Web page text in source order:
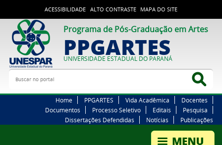
ACESSIBILIDADE ALTO CONTRASTE MAPA DO SITE
Programa de Pós-Graduação em Artes
PPGARTES
UNIVERSIDADE ESTADUAL DO PARANÁ
Buscar no portal
Home PPGARTES Vida Acadêmica
Docentes
Documentos
Processo Seletivo Editais
Pesquisa
Dissertações Defendidas
Notícias Publicações